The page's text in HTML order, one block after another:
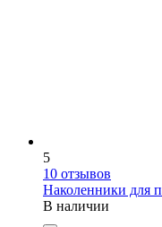
5
10 отзывов
Наколенники для
В наличии